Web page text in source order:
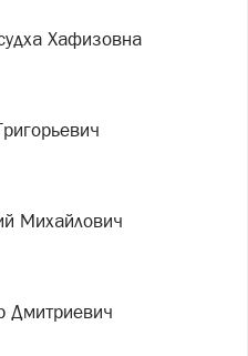
Хафизовна
Михайлович
Дмитриевич